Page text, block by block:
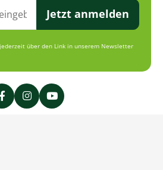
Jetzt anmelden
über den Link in unserem Newsletter